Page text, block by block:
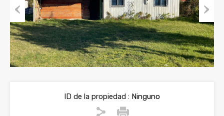
Previous Next
ID de la propiedad : Ninguno